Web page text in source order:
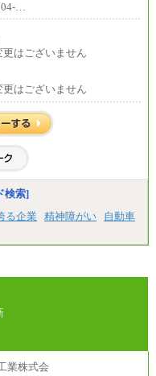
はございません
はございません
検索]
る企業 精神障がい
自動車